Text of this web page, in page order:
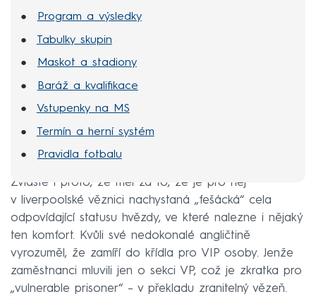
Program a výsledky
Tabulky skupin
Maskot a stadiony
Baráž a kvalifikace
Vstupenky na MS
Termín a herní systém
Pravidla fotbalu
Zvláště i proto, že měl za to, že je pro něj
v liverpoolské věznici nachystaná „fešácká“ cela
odpovídající statusu hvězdy, ve které nalezne i nějaký
ten komfort. Kvůli své nedokonalé angličtině
vyrozuměl, že zamíří do křídla pro VIP osoby. Jenže
zaměstnanci mluvili jen o sekci VP, což je zkratka pro
„vulnerable prisoner“ – v překladu zranitelný vězeň.